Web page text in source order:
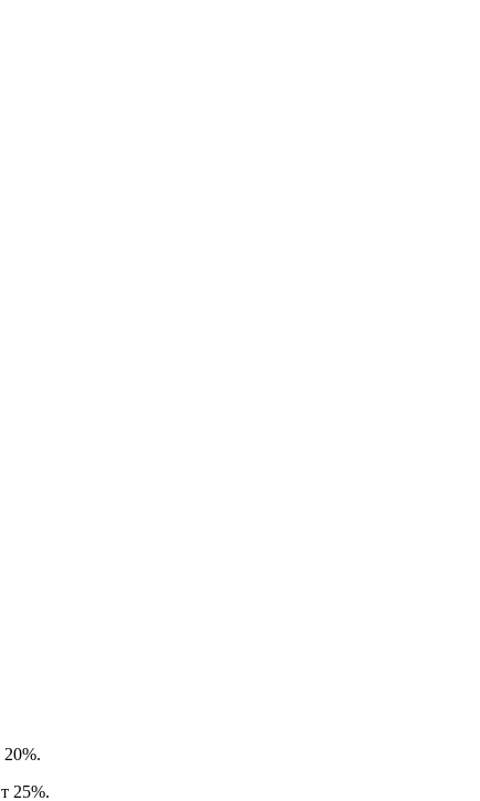
20%.
25%.